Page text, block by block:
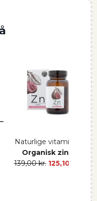
Naturlige vitaminer
Organisk zink
139,00kr. 125,10